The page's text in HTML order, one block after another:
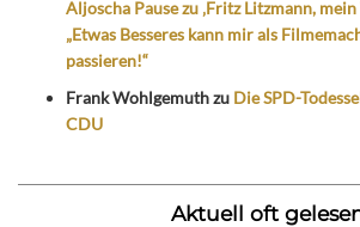
Aljoscha Pause zu ‚Fritz Litzmann,
„Etwas Besseres kann mir als
passieren!“
Frank Wohlgemuthzu Die SPD-
CDU
Aktuell oft